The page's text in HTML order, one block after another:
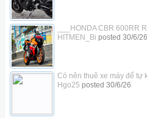
___HONDA CBR 600RR
HITMEN_Bi posted 30/6/26
Có nên thuê xe máy để tự
Hgo25 posted 30/6/26